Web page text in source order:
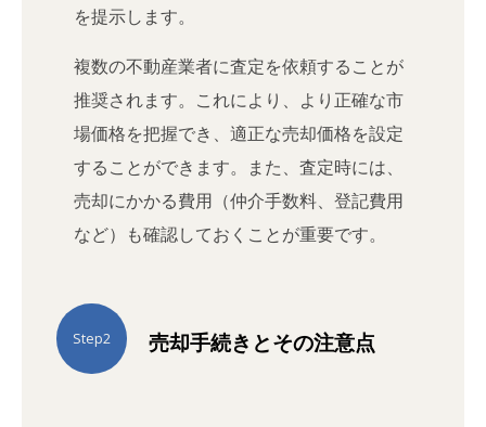
を提示します。
複数の不動産業者に査定を依頼することが
推奨されます。これにより、より正確な市
場価格を把握でき、適正な売却価格を設定
することができます。また、査定時には、
売却にかかる費用（仲介手数料、登記費用
など）も確認しておくことが重要です。
売却手続きとその注意点
Step2